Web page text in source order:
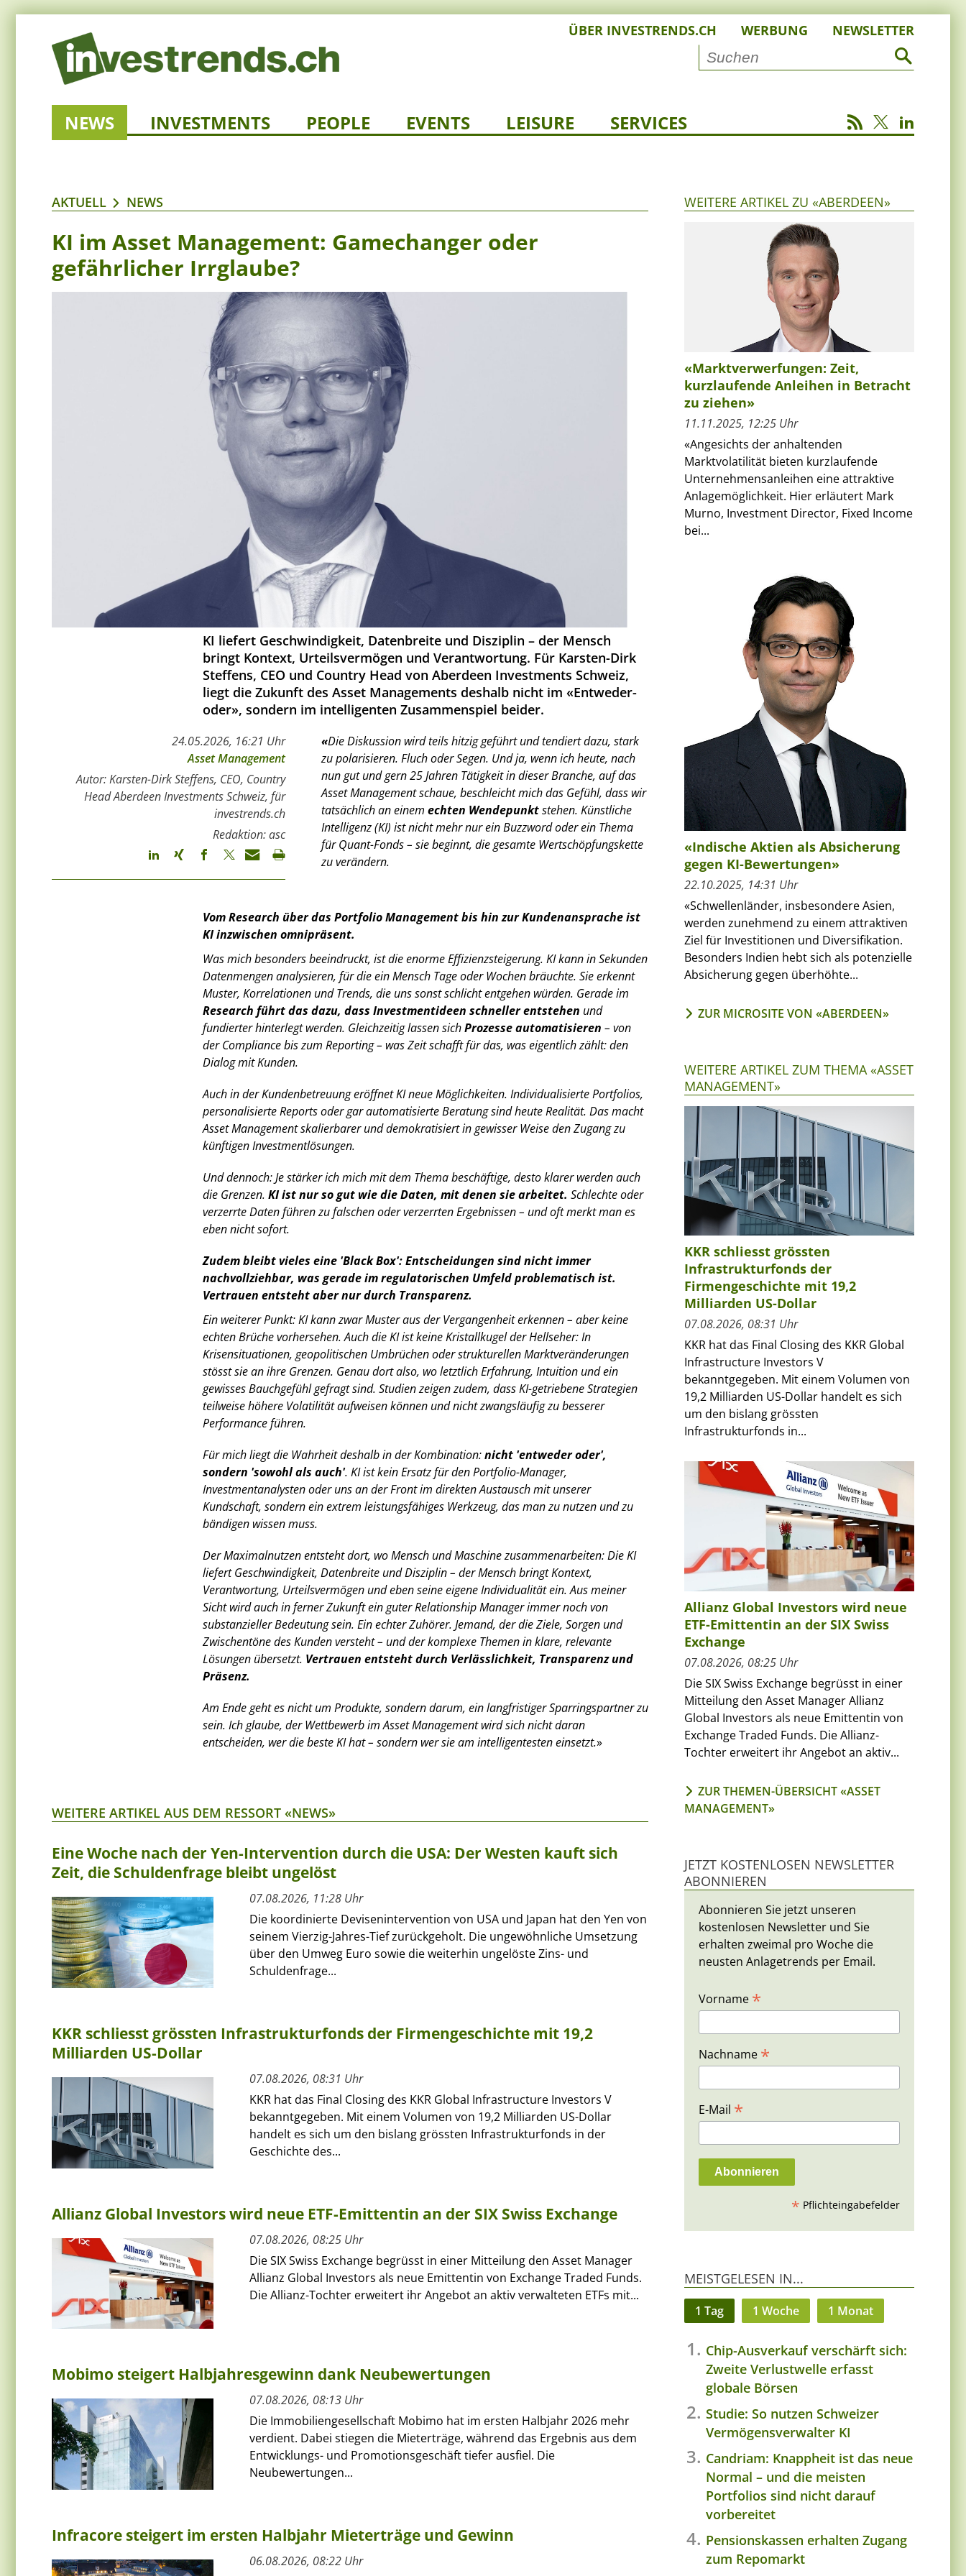
ÜBER INVESTRENDS.CH WERBUNG NEWSLETTER
NEWS INVESTMENTS PEOPLE EVENTS LEISURE SERVICES
AKTUELL NEWS
KI im Asset Management: Gamechanger oder
gefährlicher Irrglaube?
KI liefert Geschwindigkeit, Datenbreite und Disziplin – der Mensch
bringt Kontext, Urteilsvermögen und Verantwortung. Für Karsten-Dirk
Steffens, CEO und Country Head von Aberdeen Investments Schweiz,
liegt die Zukunft des Asset Managements deshalb nicht im «Entweder-
oder», sondern im intelligenten Zusammenspiel beider.
24.05.2026, 16:21 Uhr
Asset Management
Autor: Karsten-Dirk Steffens, CEO, Country
Head Aberdeen Investments Schweiz, für
investrends.ch
Redaktion: asc
«Die Diskussion wird teils hitzig geführt und tendiert dazu, stark
zu polarisieren. Fluch oder Segen. Und ja, wenn ich heute, nach
nun gut und gern 25 Jahren Tätigkeit in dieser Branche, auf das
Asset Management schaue, beschleicht mich das Gefühl, dass wir
tatsächlich an einem echten Wendepunktstehen. Künstliche
Intelligenz (KI) ist nicht mehr nur ein Buzzword oder ein Thema
für Quant-Fonds – sie beginnt, die gesamte Wertschöpfungskette
zu verändern.
Vom Research über das Portfolio Management bis hin zur Kundenansprache ist
KI inzwischen omnipräsent.
Was mich besonders beeindruckt, ist die enorme Effizienzsteigerung. KI kann in Sekunden
Datenmengen analysieren, für die ein Mensch Tage oder Wochen bräuchte. Sie erkennt
Muster, Korrelationen und Trends, die uns sonst schlicht entgehen würden. Gerade im
Research führt das dazu, dass Investmentideen schneller entstehen und
fundierter hinterlegt werden. Gleichzeitig lassen sichProzesse automatisieren – von
der Compliance bis zum Reporting – was Zeit schafft für das, was eigentlich zählt: den
Dialog mit Kunden.
Auch in der Kundenbetreuung eröffnet KI neue Möglichkeiten. Individualisierte Portfolios,
personalisierte Reports oder gar automatisierte Beratung sind heute Realität. Das macht
Asset Management skalierbarer und demokratisiert in gewisser Weise den Zugang zu
künftigen Investmentlösungen.
Und dennoch: Je stärker ich mich mit dem Thema beschäftige, desto klarer werden auch
die Grenzen. KI ist nur so gut wie die Daten, mit denen sie arbeitet. Schlechte oder
verzerrte Daten führen zu falschen oder verzerrten Ergebnissen – und oft merkt man es
eben nicht sofort.
Zudem bleibt vieles eine 'Black Box': Entscheidungen sind nicht immer
nachvollziehbar, was gerade im regulatorischen Umfeld problematisch ist.
Vertrauen entsteht aber nur durch Transparenz.
Ein weiterer Punkt: KI kann zwar Muster aus der Vergangenheit erkennen – aber keine
echten Brüche vorhersehen. Auch die KI ist keine Kristallkugel der Hellseher: In
Krisensituationen, geopolitischen Umbrüchen oder strukturellen Marktveränderungen
stösst sie an ihre Grenzen. Genau dort also, wo letztlich Erfahrung, Intuition und ein
gewisses Bauchgefühl gefragt sind. Studien zeigen zudem, dass KI-getriebene Strategien
teilweise höhere Volatilität aufweisen können und nicht zwangsläufig zu besserer
Performance führen.
Für mich liegt die Wahrheit deshalb in der Kombination:nicht 'entweder oder',
sondern 'sowohl als auch'. KI ist kein Ersatz für den Portfolio-Manager,
Investmentanalysten oder uns an der Front im direkten Austausch mit unserer
Kundschaft, sondern ein extrem leistungsfähiges Werkzeug, das man zu nutzen und zu
bändigen wissen muss.
Der Maximalnutzen entsteht dort, wo Mensch und Maschine zusammenarbeiten: Die KI
liefert Geschwindigkeit, Datenbreite und Disziplin – der Mensch bringt Kontext,
Verantwortung, Urteilsvermögen und eben seine eigene Individualität ein. Aus meiner
Sicht wird auch in ferner Zukunft ein guter Relationship Manager immer noch von
substanzieller Bedeutung sein. Ein echter Zuhörer. Jemand, der die Ziele, Sorgen und
Zwischentöne des Kunden versteht – und der komplexe Themen in klare, relevante
Lösungen übersetzt. Vertrauen entsteht durch Verlässlichkeit, Transparenz und
Präsenz.
Am Ende geht es nicht um Produkte, sondern darum, ein langfristiger Sparringspartner zu
sein. Ich glaube, der Wettbewerb im Asset Management wird sich nicht daran
entscheiden, wer die beste KI hat – sondern wer sie am intelligentesten einsetzt.»
WEITERE ARTIKEL AUS DEM RESSORT «NEWS»
Eine Woche nach der Yen-Intervention durch die USA: Der Westen kauft sich
Zeit, die Schuldenfrage bleibt ungelöst
07.08.2026, 11:28 Uhr
Die koordinierte Devisenintervention von USA und Japan hat den Yen von
seinem Vierzig-Jahres-Tief zurückgeholt. Die ungewöhnliche Umsetzung
über den Umweg Euro sowie die weiterhin ungelöste Zins- und
Schuldenfrage...
KKR schliesst grössten Infrastrukturfonds der Firmengeschichte mit 19,2
Milliarden US-Dollar
07.08.2026, 08:31 Uhr
KKR hat das Final Closing des KKR Global Infrastructure Investors V
bekanntgegeben. Mit einem Volumen von 19,2 Milliarden US-Dollar
handelt es sich um den bislang grössten Infrastrukturfonds in der
Geschichte des...
Allianz Global Investors wird neue ETF-Emittentin an der SIX Swiss Exchange
07.08.2026, 08:25 Uhr
Die SIX Swiss Exchange begrüsst in einer Mitteilung den Asset Manager
Allianz Global Investors als neue Emittentin von Exchange Traded Funds.
Die Allianz-Tochter erweitert ihr Angebot an aktiv verwalteten ETFs mit...
Mobimo steigert Halbjahresgewinn dank Neubewertungen
07.08.2026, 08:13 Uhr
Die Immobiliengesellschaft Mobimo hat im ersten Halbjahr 2026 mehr
verdient. Dabei stiegen die Mieterträge, während das Ergebnis aus dem
Entwicklungs- und Promotionsgeschäft tiefer ausfiel. Die
Neubewertungen...
Infracore steigert im ersten Halbjahr Mieterträge und Gewinn
06.08.2026, 08:22 Uhr
WEITERE ARTIKEL ZU «ABERDEEN»
«Marktverwerfungen: Zeit,
kurzlaufende Anleihen in Betracht
zu ziehen»
11.11.2025, 12:25 Uhr
«Angesichts der anhaltenden
Marktvolatilität bieten kurzlaufende
Unternehmensanleihen eine attraktive
Anlagemöglichkeit. Hier erläutert Mark
Murno, Investment Director, Fixed Income
bei...
«Indische Aktien als Absicherung
gegen KI-Bewertungen»
22.10.2025, 14:31 Uhr
«Schwellenländer, insbesondere Asien,
werden zunehmend zu einem attraktiven
Ziel für Investitionen und Diversifikation.
Besonders Indien hebt sich als potenzielle
Absicherung gegen überhöhte...
ZUR MICROSITE VON «ABERDEEN»
WEITERE ARTIKEL ZUM THEMA «ASSET
MANAGEMENT»
KKR schliesst grössten
Infrastrukturfonds der
Firmengeschichte mit 19,2
Milliarden US-Dollar
07.08.2026, 08:31 Uhr
KKR hat das Final Closing des KKR Global
Infrastructure Investors V
bekanntgegeben. Mit einem Volumen von
19,2 Milliarden US-Dollar handelt es sich
um den bislang grössten
Infrastrukturfonds in...
Allianz Global Investors wird neue
ETF-Emittentin an der SIX Swiss
Exchange
07.08.2026, 08:25 Uhr
Die SIX Swiss Exchange begrüsst in einer
Mitteilung den Asset Manager Allianz
Global Investors als neue Emittentin von
Exchange Traded Funds. Die Allianz-
Tochter erweitert ihr Angebot an aktiv...
ZUR THEMEN-ÜBERSICHT «ASSET
MANAGEMENT»
JETZT KOSTENLOSEN NEWSLETTER
ABONNIEREN
Abonnieren Sie jetzt unseren
kostenlosen Newsletter und Sie
erhalten zweimal pro Woche die
neusten Anlagetrends per Email.
Vorname *
Nachname *
E-Mail *
* Pflichteingabefelder
MEISTGELESEN IN...
1 Tag 1 Woche 1 Monat
Chip-Ausverkauf verschärft sich:
Zweite Verlustwelle erfasst
globale Börsen
Studie: So nutzen Schweizer
Vermögensverwalter KI
Candriam: Knappheit ist das neue
Normal – und die meisten
Portfolios sind nicht darauf
vorbereitet
Pensionskassen erhalten Zugang
zum Repomarkt